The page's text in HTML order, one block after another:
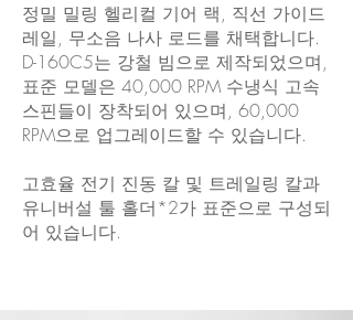
정밀 밀링 헬리컬 기어 랙, 직선 가이드
레일, 무소음 나사 로드를 채택합니다.
D-160C5는 강철 빔으로 제작되었으며,
표준 모델은 40,000 RPM 수냉식 고속
스핀들이 장착되어 있으며, 60,000
RPM으로 업그레이드할 수 있습니다.
고효율 전기 진동 칼 및 트레일링 칼과
유니버설 툴 홀더*2가 표준으로 구성되
어 있습니다.